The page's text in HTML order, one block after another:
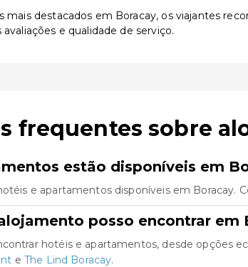
mais destacados em Boracay, os viajantes
e qualidade de serviço.
frequentes sobre
estão disponíveis em
e apartamentos disponíveis em Boracay.
posso encontrar em
hotéis e apartamentos, desde opções
e The Lind Boracay.